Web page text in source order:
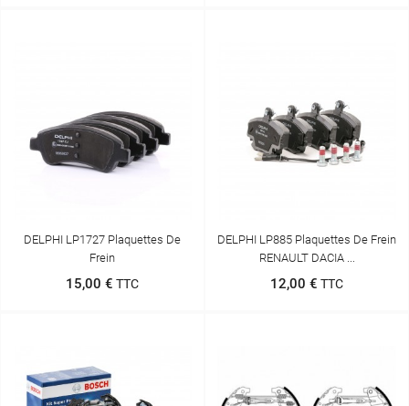
DELPHI LP1727 Plaquettes De
Frein
15,00 € TTC
DELPHI LP885 Plaquettes De Frein
RENAULT DACIA ...
12,00 € TTC